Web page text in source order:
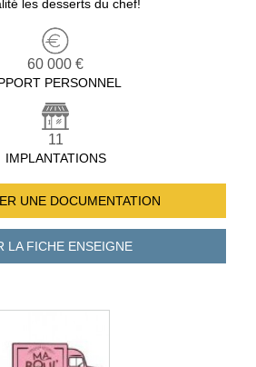
les desserts du chef!
60 000 €
PERSONNEL
11
IMPLANTATIONS
UNE DOCUMENTATION
LA FICHEENSEIGNE